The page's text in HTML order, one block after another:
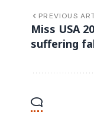
PREVIOUS
Miss USA
suffering